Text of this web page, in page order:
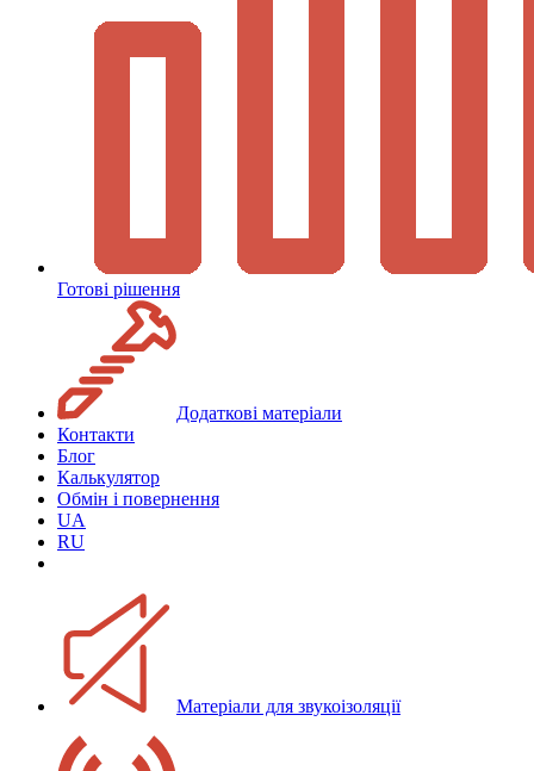
Готові рішення
Додаткові матеріали
Контакти
Блог
Калькулятор
Обмін і повернення
UA
RU
Матеріали для звукоізоляції